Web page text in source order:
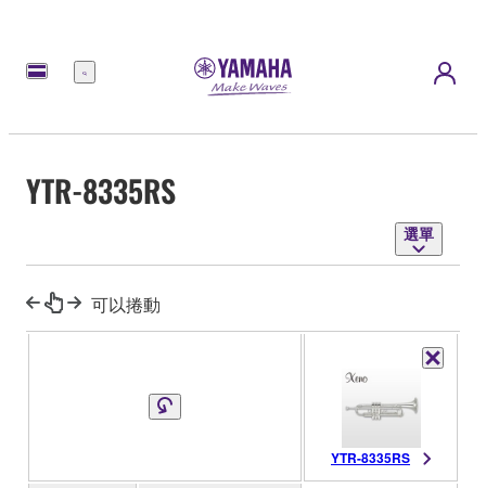
選
YTR-8335RS
選單
可以捲動
YTR-8335RS